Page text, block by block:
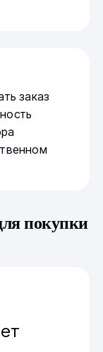
заказ
покупки